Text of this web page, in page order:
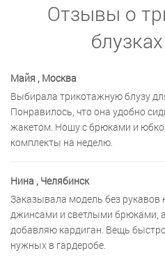
Отзывы о
Майя , Москва
Выбирала трикотажную блузу
Понравилось, что она удобно
жакетом. Ношу с брюками и
комплекты на неделю.
Нина , Челябинск
Заказывала модель без рукавов
джинсами и светлыми брюками,
добавляю кардиган. Вещь
нужных в гардеробе.